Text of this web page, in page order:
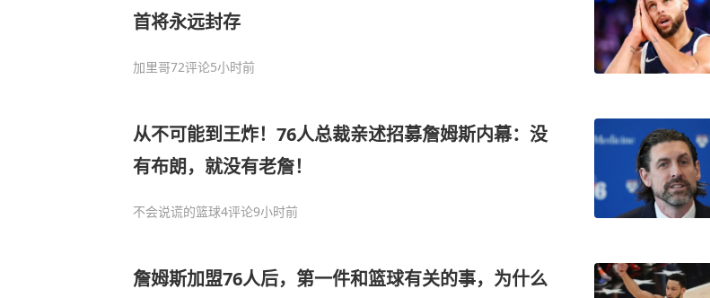
首将永远封存
加里哥72评论5小时前
从不可能到王炸！76人总裁亲述招募詹姆斯内幕：没
有布朗，就没有老詹！
不会说谎的篮球4评论9小时前
詹姆斯加盟76人后，第一件和篮球有关的事，为什么